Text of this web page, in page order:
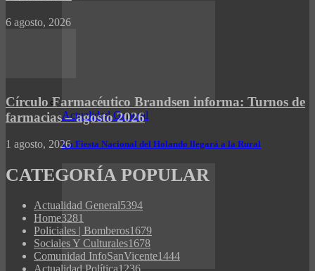
Actualidad General
La Fiesta Nacional del Holando llegará a la Rural
6 agosto, 2026
Círculo Farmacéutico Brandsen informa: Turnos de
farmacias – agosto 2026
1 agosto, 2026
CATEGORÍA POPULAR
Actualidad General5394
Home3281
Policiales | Bomberos1679
Sociales Y Culturales1678
Comunidad InfoSanVicente1444
Actualidad Política1236